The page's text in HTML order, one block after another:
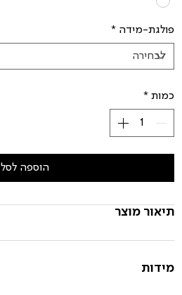
פולגת-מידה *
כמות *
הוספה לסל
תיאור מוצר
מידות